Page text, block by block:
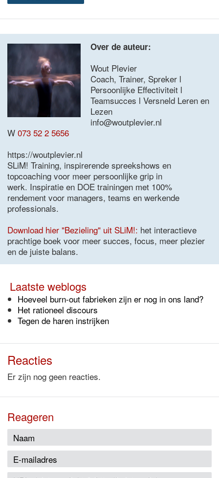
Over de auteur:
Wout Plevier
Coach, Trainer, Spreker l
Persoonlijke Effectiviteit l
Teamsucces l Versneld Leren en
Lezen
info@woutplevier.nl
W 073 52 2 5656
https://woutplevier.nl
SLiM! Training, inspirerende spreekshows en
topcoaching voor meer persoonlijke grip in
werk. Inspiratie en DOE trainingen met 100%
rendement voor managers, teams en werkende
professionals.
Download hier "Bezieling" uit SLiM!: het interactieve
prachtige boek voor meer succes, focus, meer plezier
en de juiste balans.
Laatste weblogs
Hoeveel burn-out fabrieken zijn er nog in ons land?
Het rationeel discours
Tegen de haren instrijken
Reacties
Er zijn nog geen reacties.
Reageren